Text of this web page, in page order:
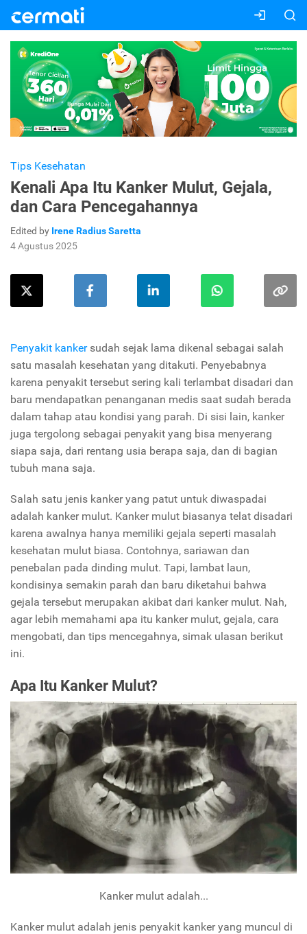
Tips Kesehatan
Kenali Apa Itu Kanker Mulut, Gejala,
dan Cara Pencegahannya
Edited by Irene Radius Saretta
4 Agustus 2025
Penyakit kankersudah sejak lama dikenal sebagai salah
satu masalah kesehatan yang ditakuti. Penyebabnya
karena penyakit tersebut sering kali terlambat disadari dan
baru mendapatkan penanganan medis saat sudah berada
dalam tahap atau kondisi yang parah. Di sisi lain, kanker
juga tergolong sebagai penyakit yang bisa menyerang
siapa saja, dari rentang usia berapa saja, dan di bagian
tubuh mana saja.
Salah satu jenis kanker yang patut untuk diwaspadai
adalah kanker mulut. Kanker mulut biasanya telat disadari
karena awalnya hanya memiliki gejala seperti masalah
kesehatan mulut biasa. Contohnya, sariawan dan
penebalan pada dinding mulut. Tapi, lambat laun,
kondisinya semakin parah dan baru diketahui bahwa
gejala tersebut merupakan akibat dari kanker mulut. Nah,
agar lebih memahami apa itu kanker mulut, gejala, cara
mengobati, dan tips mencegahnya, simak ulasan berikut
ini.
Apa Itu Kanker Mulut?
Kanker mulut adalah...
Kanker mulut adalah jenis penyakit kanker yang muncul di